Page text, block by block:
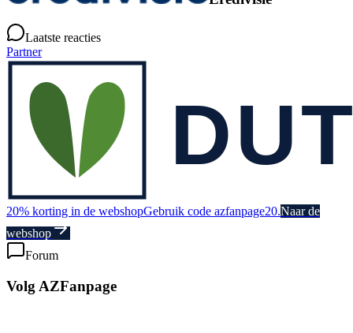
Laatste reacties
Partner
20% korting in de webshopGebruik code azfanpage20.Naar de
webshop
Forum
Volg AZFanpage